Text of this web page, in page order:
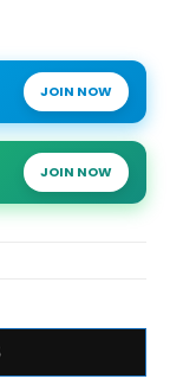
JOIN NOW
JOIN NOW